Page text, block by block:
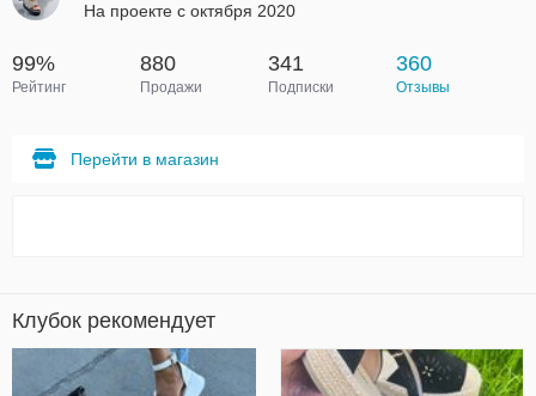
На проекте с октября 2020
99%
Рейтинг
880
Продажи
341
Подписки
360
Отзывы
Перейти в магазин
Клубок рекомендует